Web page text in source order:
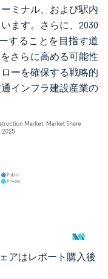
ミナル、および駅内
ます。さらに、2030
することを目指す道
さらに高める可能性
ーを確保する戦略的
インフラ建設産業の
の表示が必要です。
アはレポート購入後